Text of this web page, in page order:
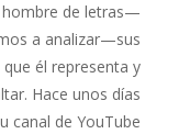
hombre de letras—
a analizar—sus
él representa y
Hace unos días
canal de YouTube